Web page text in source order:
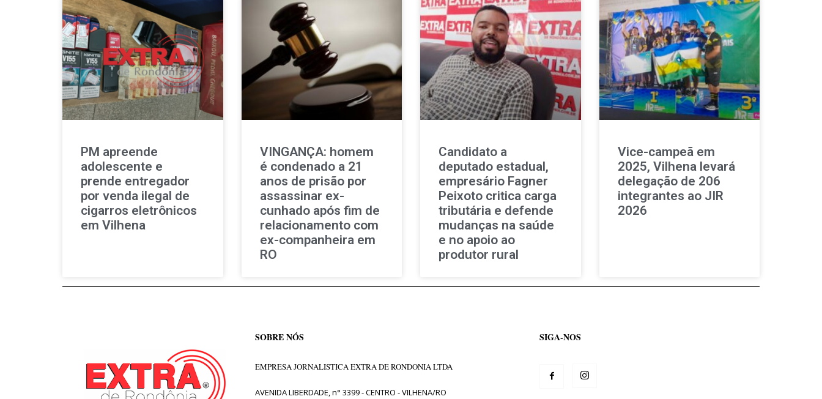
PM apreende
adolescente e
prende entregador
por venda ilegal de
cigarros eletrônicos
em Vilhena
VINGANÇA: homem
é condenado a 21
anos de prisão por
assassinar ex-
cunhado após fim de
relacionamento com
ex-companheira em
RO
Candidato a
deputado estadual,
empresário Fagner
Peixoto critica carga
tributária e defende
mudanças na saúde
e no apoio ao
produtor rural
Vice-campeã em
2025, Vilhena levará
delegação de 206
integrantes ao JIR
2026
SOBRE NÓS
EMPRESA JORNALISTICA EXTRA DE RONDONIA LTDA
AVENIDA LIBERDADE, n° 3399 - CENTRO - VILHENA/RO
SIGA-NOS